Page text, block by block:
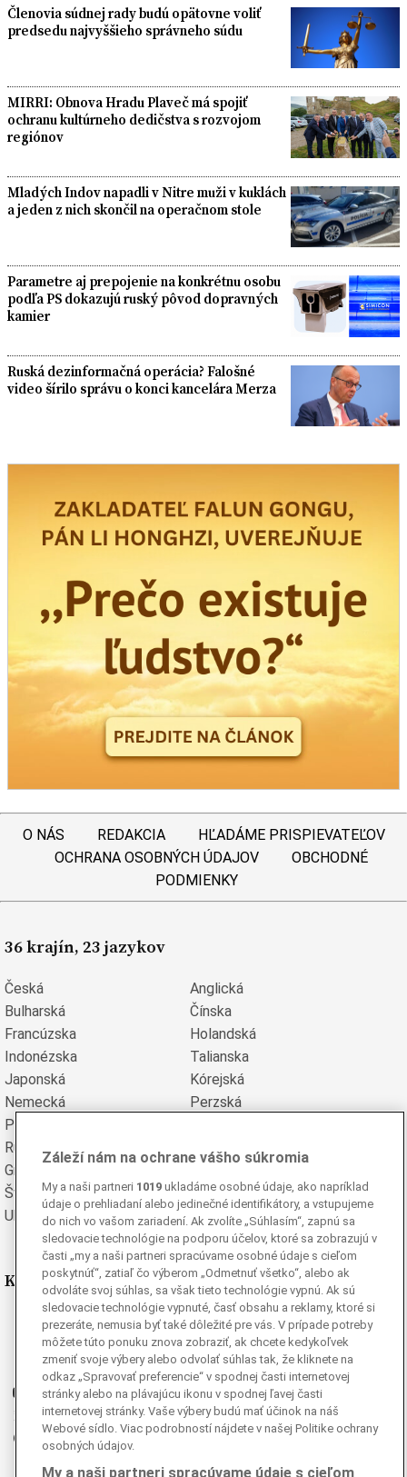
Členovia súdnej rady budú opätovne voliť
predsedu najvyššieho správneho súdu
MIRRI: Obnova Hradu Plaveč má spojiť
ochranu kultúrneho dedičstva s rozvojom
regiónov
Mladých Indov napadli v Nitre muži v kuklách
a jeden z nich skončil na operačnom stole
Parametre aj prepojenie na konkrétnu osobu
podľa PS dokazujú ruský pôvod dopravných
kamier
Ruská dezinformačná operácia? Falošné
video šírilo správu o konci kancelára Merza
O NÁS REDAKCIA
HĽADÁME PRISPIEVATEĽOV
OCHRANA OSOBNÝCH ÚDAJOV
OBCHODNÉ
PODMIENKY
36 krajín, 23 jazykov
Česká
Anglická
Bulharská
Čínska
Francúzska
Holandská
Indonézska
Talianska
Japonská
Kórejská
Nemecká
Perzská
Poľská
Rumunská
Grécka
Švédska
Turecká
Ukrajinská
Vietnamská
Kde nás nájdete
Facebook
Instagram
Ganjing
Youtube
Twitter
Telegram
Záleží nám na ochrane vášho súkromia
My a naši partneri 1019 ukladáme osobné údaje, ako napríklad
údaje o prehliadaní alebo jedinečné identifikátory, a vstupujeme
do nich vo vašom zariadení. Ak zvolíte „Súhlasím“, zapnú sa
sledovacie technológie na podporu účelov, ktoré sa zobrazujú v
časti „my a naši partneri spracúvame osobné údaje s cieľom
poskytnúť“, zatiaľ čo výberom „Odmetnuť všetko“, alebo ak
odvoláte svoj súhlas, sa však tieto technológie vypnú. Ak sú
sledovacie technológie vypnuté, časť obsahu a reklamy, ktoré si
prezeráte, nemusia byť také dôležité pre vás. V prípade potreby
môžete túto ponuku znova zobraziť, ak chcete kedykoľvek
zmeniť svoje výbery alebo odvolať súhlas tak, že kliknete na
odkaz „Spravovať preferencie“ v spodnej časti internetovej
stránky alebo na plávajúcu ikonu v spodnej ľavej časti
internetovej stránky. Vaše výbery budú mať účinok na náš
Webové sídlo. Viac podrobností nájdete v našej Politike ochrany
osobných údajov.
My a naši partneri spracúvame údaje s cieľom